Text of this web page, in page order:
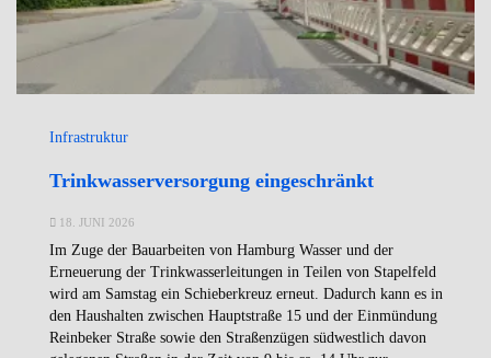
Infrastruktur
Trinkwasserversorgung eingeschränkt
18. JUNI 2026
Im Zuge der Bauarbeiten von Hamburg Wasser und der
Erneuerung der Trinkwasserleitungen in Teilen von Stapelfeld
wird am Samstag ein Schieberkreuz erneut. Dadurch kann es in
den Haushalten zwischen Hauptstraße 15 und der Einmündung
Reinbeker Straße sowie den Straßenzügen südwestlich davon